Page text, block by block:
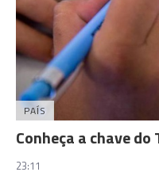
PAÍS
Conheça a chave
23:11